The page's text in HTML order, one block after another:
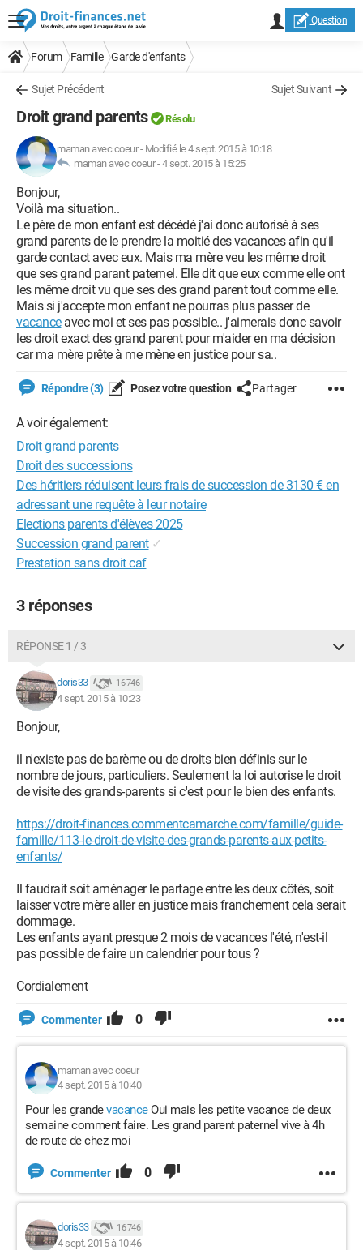
Question
Forum Famille Garde d'enfants
Sujet Précédent Sujet Suivant
Droit grand parents Résolu
maman avec coeur- Modifié le 4 sept. 2015 à 10:18
maman avec coeur -4 sept. 2015 à 15:25
Bonjour,
Voilà ma situation..
Le père de mon enfant est décédé j'ai donc autorisé à ses
grand parents de le prendre la moitié des vacances afin qu'il
garde contact avec eux. Mais ma mère veu les même droit
que ses grand parant paternel. Elle dit que eux comme elle ont
les même droit vu que ses des grand parent tout comme elle.
Mais si j'accepte mon enfant ne pourras plus passer de
vacanceavec moi et ses pas possible.. j'aimerais donc savoir
les droit exact des grand parent pour m'aider en ma décision
car ma mère prête à me mène en justice pour sa..
Répondre (3) Posez votre question Partager
A voir également:
Droit grand parents
Droit des successions
Des héritiers réduisent leurs frais de succession de 3130 € en
adressant une requête à leur notaire
Elections parents d'élèves 2025
Succession grand parent ✓
Prestation sans droit caf
3 réponses
RÉPONSE 1 / 3
doris33 16 746
4 sept. 2015 à 10:23
Bonjour,
il n'existe pas de barème ou de droits bien définis sur le
nombre de jours, particuliers. Seulement la loi autorise le droit
de visite des grands-parents si c'est pour le bien des enfants.
https://droit-finances.commentcamarche.com/famille/guide-
famille/113-le-droit-de-visite-des-grands-parents-aux-petits-
enfants/
Il faudrait soit aménager le partage entre les deux côtés, soit
laisser votre mère aller en justice mais franchement cela serait
dommage.
Les enfants ayant presque 2 mois de vacances l'été, n'est-il
pas possible de faire un calendrier pour tous ?
Cordialement
Commenter 0
maman avec coeur
4 sept. 2015 à 10:40
Pour les grandevacanceOui mais les petite vacance de deux
semaine comment faire. Les grand parent paternel vive à 4h
de route de chez moi
Commenter 0
doris33 16 746
4 sept. 2015 à 10:46